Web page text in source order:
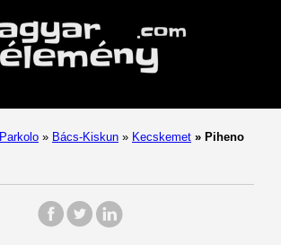
Parkolo » Bács-Kiskun » Kecskemet » Piheno